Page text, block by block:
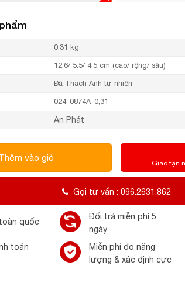
0.31 kg
12.6/ 5.5/ 4.5 cm (cao/ rộng/ sâu)
Đá Thạch Anh tự nhiên
024-0874A-0,31
An Phát
vào giỏ
Giao tận
Gọi tư vấn : 096.2631.862
quốc
Đổi trả miễn phí 5
ngày
toán
Miễn phí đo năng
lượng & xác định cực